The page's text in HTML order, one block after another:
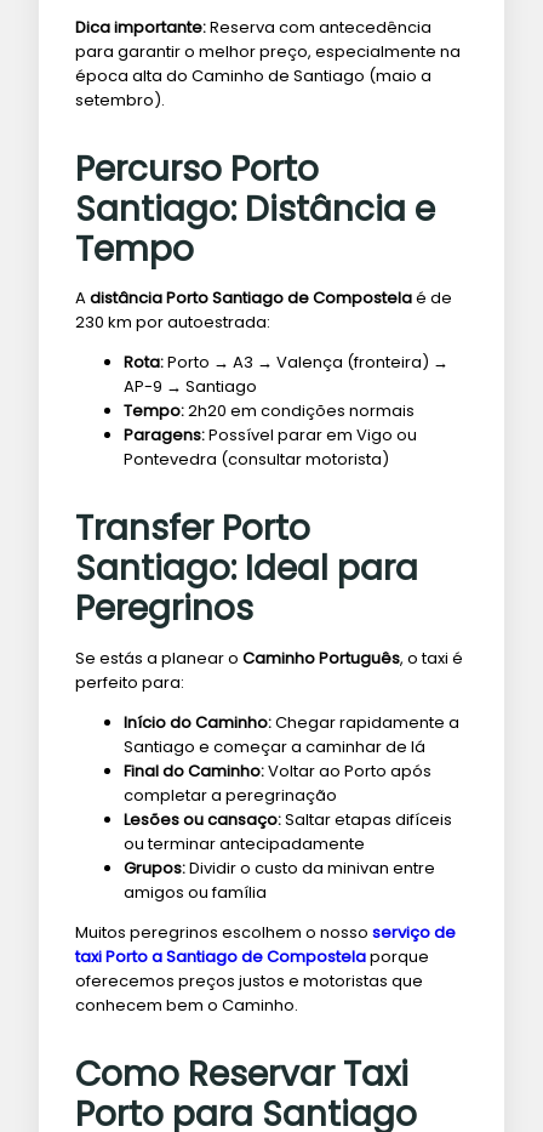
Dica importante:Reserva com antecedência
para garantir o melhor preço, especialmente na
época alta do Caminho de Santiago (maio a
setembro).
Percurso Porto
Santiago: Distância e
Tempo
Adistância Porto Santiago de Compostelaé de
230 km por autoestrada:
Rota:Porto → A3 → Valença (fronteira) →
AP-9 → Santiago
Tempo:2h20 em condições normais
Paragens:Possível parar em Vigo ou
Pontevedra (consultar motorista)
Transfer Porto
Santiago: Ideal para
Peregrinos
Se estás a planear o Caminho Português, o taxi é
perfeito para:
Início do Caminho:Chegar rapidamente a
Santiago e começar a caminhar de lá
Final do Caminho:Voltar ao Porto após
completar a peregrinação
Lesões ou cansaço:Saltar etapas difíceis
ou terminar antecipadamente
Grupos:Dividir o custo da minivan entre
amigos ou família
Muitos peregrinos escolhem o nosso serviço de
taxi Porto a Santiago de Compostelaporque
oferecemos preços justos e motoristas que
conhecem bem o Caminho.
Como Reservar Taxi
Porto para Santiago